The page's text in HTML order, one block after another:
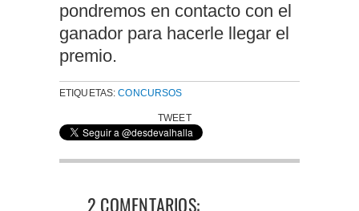
pondremos en contacto con el
ganador para hacerle llegar el
premio.
ETIQUETAS:CONCURSOS
TWEET
2 COMENTARIOS: